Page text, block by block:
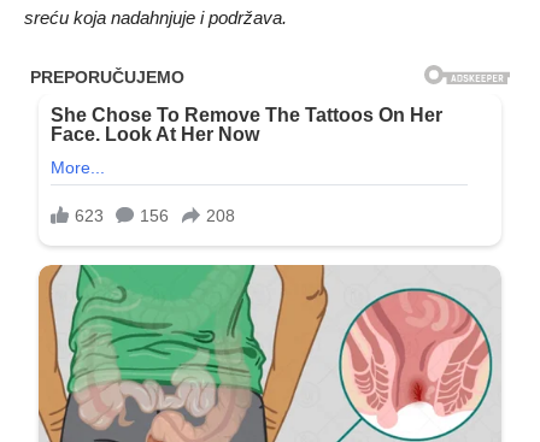
sreću koja nadahnjuje i podržava.